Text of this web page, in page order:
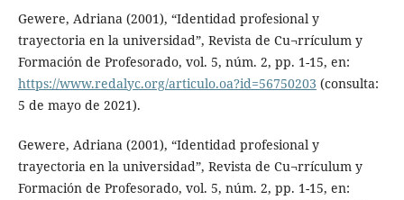
Gewere, Adriana (2001), “Identidad profesional y
trayectoria en la universidad”, Revista de Cu¬rrículum y
Formación de Profesorado, vol. 5, núm. 2, pp. 1-15, en:
https://www.redalyc.org/articulo.oa?id=56750203 (consulta:
5 de mayo de 2021).
Gewere, Adriana (2001), “Identidad profesional y
trayectoria en la universidad”, Revista de Cu¬rrículum y
Formación de Profesorado, vol. 5, núm. 2, pp. 1-15, en: